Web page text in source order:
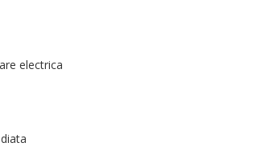
electrica